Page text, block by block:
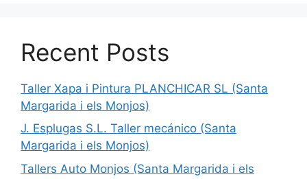
Recent Posts
Taller Xapa i Pintura PLANCHICAR SL (Santa
Margarida i els Monjos)
J. Esplugas S.L. Taller mecánico (Santa
Margarida i els Monjos)
Tallers Auto Monjos (Santa Margarida i els